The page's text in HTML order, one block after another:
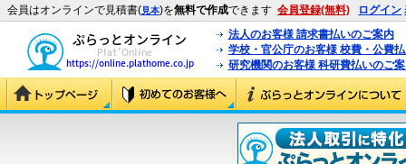
会員はオンラインで見積書(見本)を無料で作成できます 会員登録(無料) ログイン
法人のお客様 請求書払いのご案内
学校・官公庁のお客様 校費・公費
研究機関のお客様 科研費払いのご